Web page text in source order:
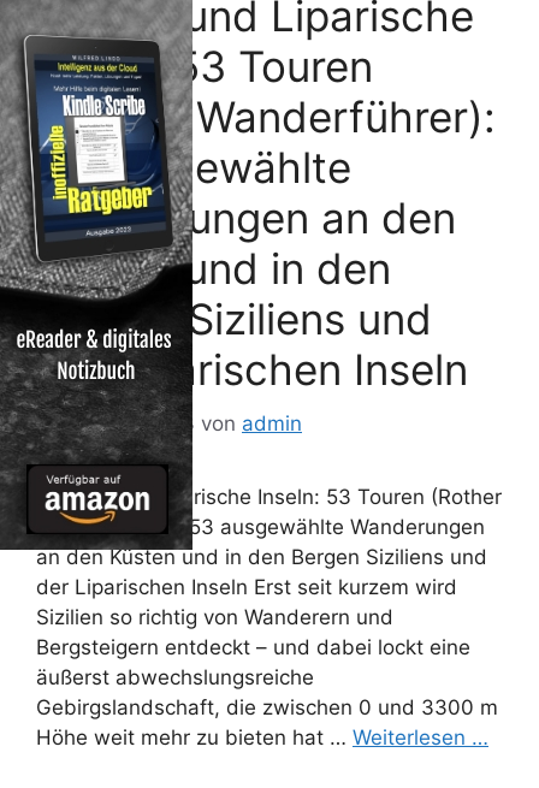
Sizilien und Liparische
Inseln: 53 Touren
(Rother Wanderführer):
53 ausgewählte
Wanderungen an den
Küsten und in den
Bergen Siziliens und
der Liparischen Inseln
26. August 2013 von admin
Sizilien und Liparische Inseln: 53 Touren (Rother
Wanderführer): 53 ausgewählte Wanderungen
an den Küsten und in den Bergen Siziliens und
der Liparischen Inseln Erst seit kurzem wird
Sizilien so richtig von Wanderern und
Bergsteigern entdeckt – und dabei lockt eine
äußerst abwechslungsreiche
Gebirgslandschaft, die zwischen 0 und 3300 m
Höhe weit mehr zu bieten hat … Weiterlesen …